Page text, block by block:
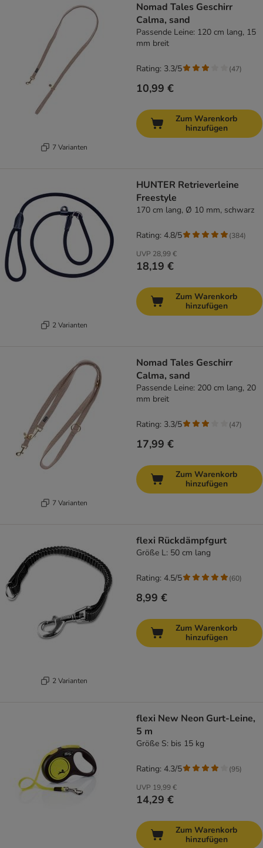
7 Varianten
Nomad Tales Geschirr
Calma, sand
Passende Leine: 120 cm lang, 15
mm breit
10,99 €
Rating: 3.3/5 (47)
Zum Warenkorb
hinzufügen
2 Varianten
HUNTER Retrieverleine
Freestyle
170 cm lang, Ø 10 mm, schwarz
UVP 28,99 €
18,19 €
Rating: 4.8/5 (384)
Zum Warenkorb
hinzufügen
7 Varianten
Nomad Tales Geschirr
Calma, sand
Passende Leine: 200 cm lang, 20
mm breit
17,99 €
Rating: 3.3/5 (47)
Zum Warenkorb
hinzufügen
2 Varianten
flexi Rückdämpfgurt
Größe L: 50 cm lang
8,99 €
Rating: 4.5/5 (60)
Zum Warenkorb
hinzufügen
flexi New Neon Gurt-Leine,
5 m
Größe S: bis 15 kg
UVP 19,99 €
14,29 €
Rating: 4.3/5 (95)
Zum Warenkorb
hinzufügen